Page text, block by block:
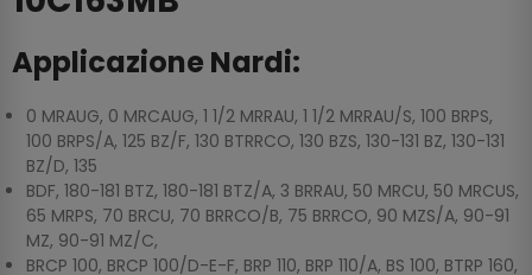
Applicazione Nardi:
0 MRAUG, 0 MRCAUG, 1 1/2 MRRAU, 1 1/2 MRRAU/S, 100 BRPS,
100 BRPS/A, 125 BZ/F, 130 BTRRCO, 130 BZS, 130-131 BZ, 130-131
BZ/D, 135
BDF, 180-181 BTZ, 180-181 BTZ/A, 3 BRRAU, 50 MRCU, 50 MRCUS,
65 MRPS, 70 BRCU, 70 BRRCO/B, 75 BRRCO, 90 MZS/A, 90-91
MZ, 90-91 MZ/C,
BRCP 100, BRCP 100/D-E-F, BRP 110, BRP 110/A, BS 100, BTRP 160,